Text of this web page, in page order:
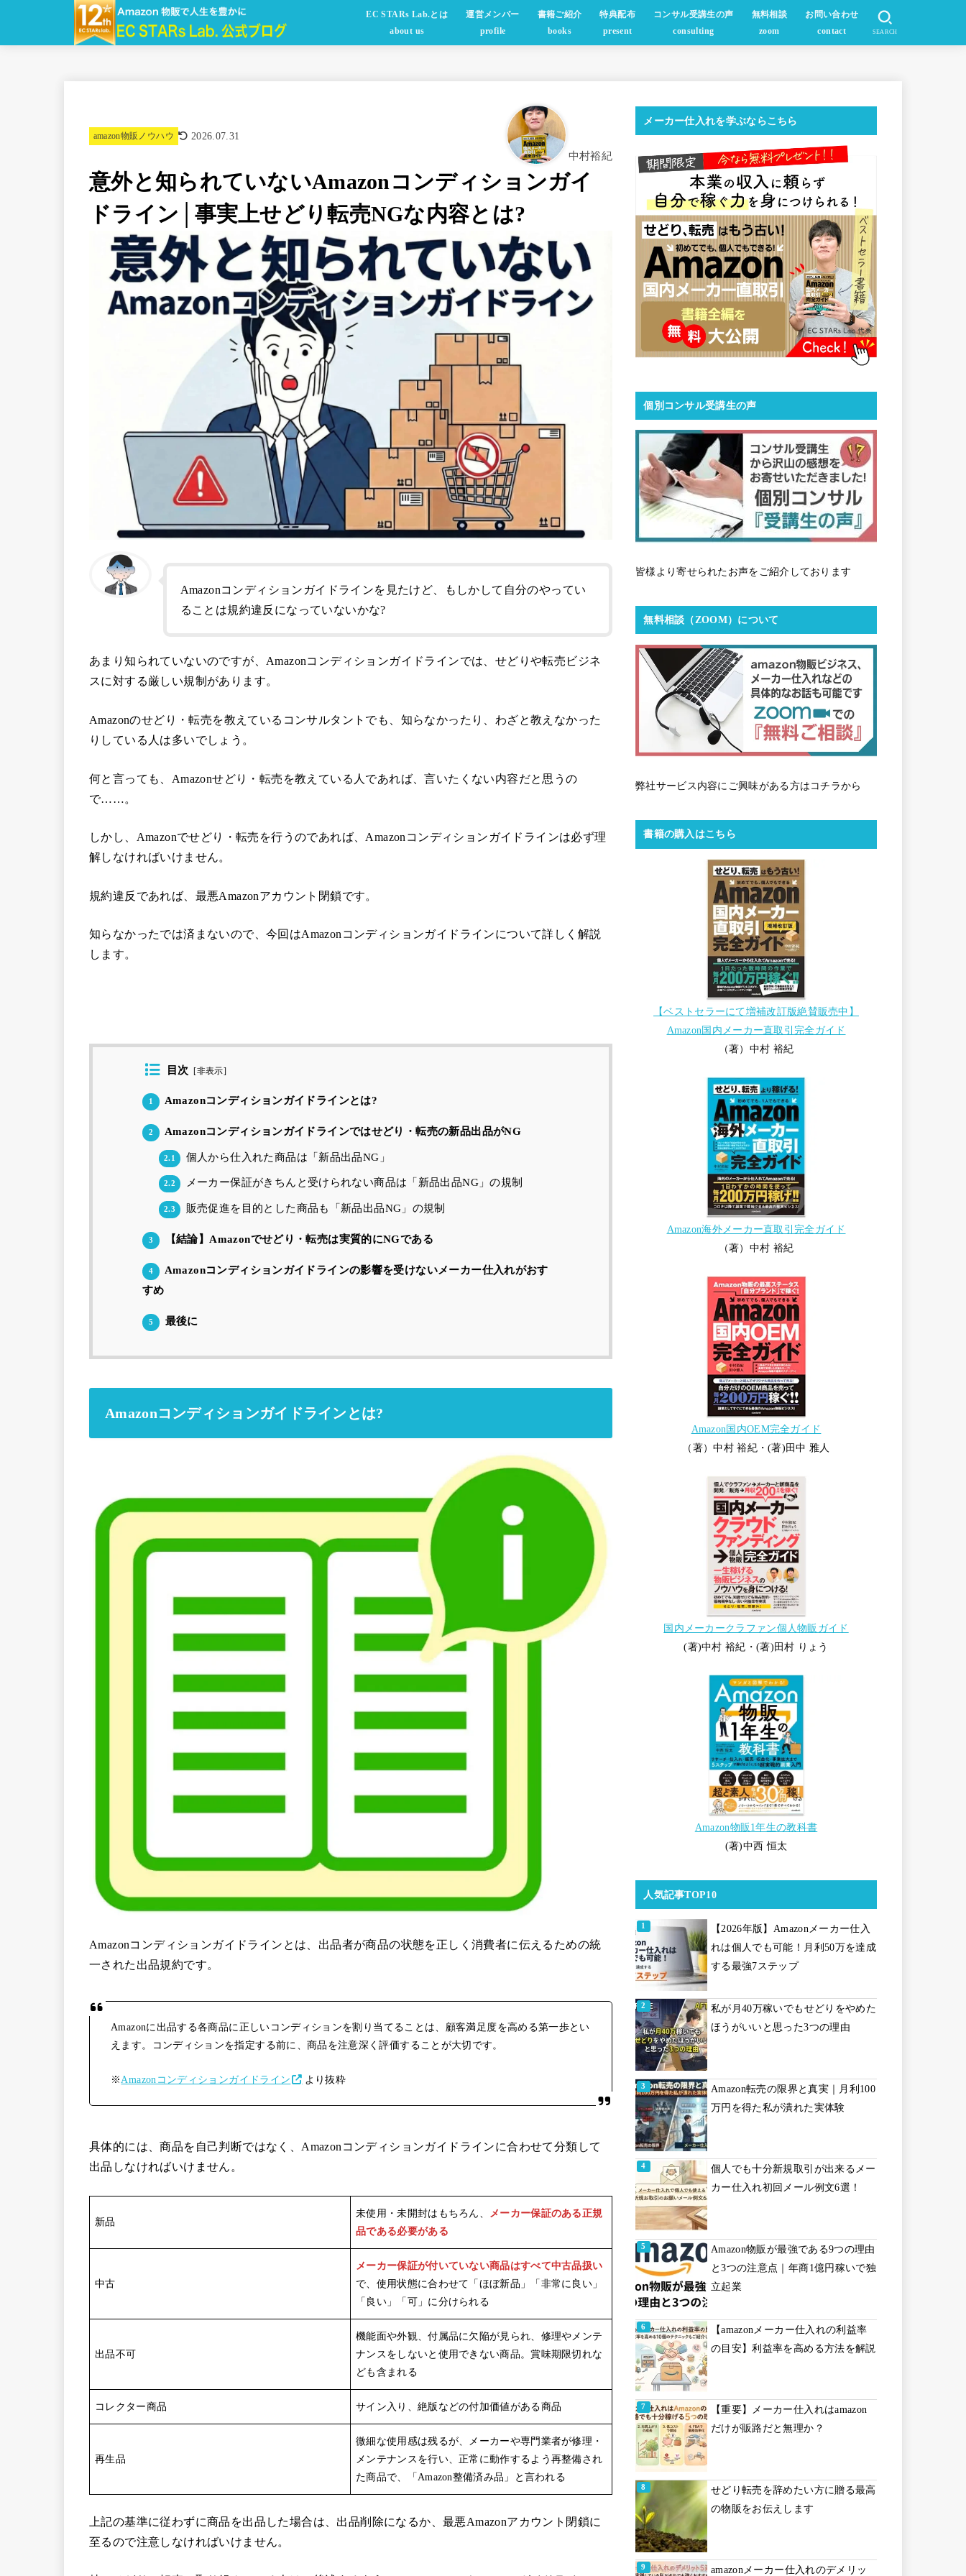
EC STARs Lab.とは
about us
運営メンバー
profile
書籍ご紹介
books
特典配布
present
コンサル受講生の声
consulting
無料相談
zoom
お問い合わせ
contact
SEARCH
amazon物販ノウハウ 2026.07.31
中村裕紀
意外と知られていないAmazonコンディションガイ
ドライン│事実上せどり転売NGな内容とは?
Amazonコンディションガイドラインを見たけど、もしかして自分のやってい
ることは規約違反になっていないかな?
あまり知られていないのですが、Amazonコンディションガイドラインでは、せどりや転売ビジネ
スに対する厳しい規制があります。
Amazonのせどり・転売を教えているコンサルタントでも、知らなかったり、わざと教えなかった
りしている人は多いでしょう。
何と言っても、Amazonせどり・転売を教えている人であれば、言いたくない内容だと思うの
で……。
しかし、Amazonでせどり・転売を行うのであれば、Amazonコンディションガイドラインは必ず理
解しなければいけません。
規約違反であれば、最悪Amazonアカウント閉鎖です。
知らなかったでは済まないので、今回はAmazonコンディションガイドラインについて詳しく解説
します。
目次 [非表示]
1 Amazonコンディションガイドラインとは?
2 Amazonコンディションガイドラインではせどり・転売の新品出品がNG
2.1 個人から仕入れた商品は「新品出品NG」
2.2 メーカー保証がきちんと受けられない商品は「新品出品NG」の規制
2.3 販売促進を目的とした商品も「新品出品NG」の規制
3 【結論】Amazonでせどり・転売は実質的にNGである
4
Amazonコンディションガイドラインの影響を受けないメーカー仕入れがおす
すめ
5 最後に
Amazonコンディションガイドラインとは?
Amazonコンディションガイドラインとは、出品者が商品の状態を正しく消費者に伝えるための統
一された出品規約です。
Amazonに出品する各商品に正しいコンディションを割り当てることは、顧客満足度を高める第一歩とい
えます。コンディションを指定する前に、商品を注意深く評価することが大切です。
※Amazonコンディションガイドライン より抜粋
具体的には、商品を自己判断ではなく、Amazonコンディションガイドラインに合わせて分類して
出品しなければいけません。
新品
未使用・未開封はもちろん、
メーカー保証のある正規
品である必要がある
中古
メーカー保証が付いていない商品はすべて中古品扱い
で、使用状態に合わせて「ほぼ新品」「非常に良い」
「良い」「可」に分けられる
出品不可
機能面や外観、付属品に欠陥が見られ、修理やメンテ
ナンスをしないと使用できない商品。賞味期限切れな
ども含まれる
コレクター商品 サイン入り、絶版などの付加価値がある商品
再生品
微細な使用感は残るが、メーカーや専門業者が修理・
メンテナンスを行い、正常に動作するよう再整備され
た商品で、「Amazon整備済み品」と言われる
上記の基準に従わずに商品を出品した場合は、出品削除になるか、最悪Amazonアカウント閉鎖に
至るので注意しなければいけません。
メーカー仕入れを学ぶならこちら
個別コンサル受講生の声
皆様より寄せられたお声をご紹介しております
無料相談（ZOOM）について
弊社サービス内容にご興味がある方はコチラから
書籍の購入はこちら
【ベストセラーにて増補改訂版絶賛販売中】
Amazon国内メーカー直取引完全ガイド
（著）中村 裕紀
Amazon海外メーカー直取引完全ガイド
（著）中村 裕紀
Amazon国内OEM完全ガイド
（著）中村 裕紀・(著)田中 雅人
国内メーカークラファン個人物販ガイド
(著)中村 裕紀・(著)田村 りょう
Amazon物販1年生の教科書
(著)中西 恒太
人気記事TOP10
【2026年版】Amazonメーカー仕入
れは個人でも可能！月利50万を達成
する最強7ステップ
私が月40万稼いでもせどりをやめた
ほうがいいと思った3つの理由
Amazon転売の限界と真実｜月利100
万円を得た私が潰れた実体験
個人でも十分新規取引が出来るメー
カー仕入れ初回メール例文6選！
Amazon物販が最強である9つの理由
と3つの注意点｜年商1億円稼いで独
立起業
【amazonメーカー仕入れの利益率
の目安】利益率を高める方法を解説
【重要】メーカー仕入れはamazon
だけが販路だと無理か？
せどり転売を辞めたい方に贈る最高
の物販をお伝えします
amazonメーカー仕入れのデメリッ